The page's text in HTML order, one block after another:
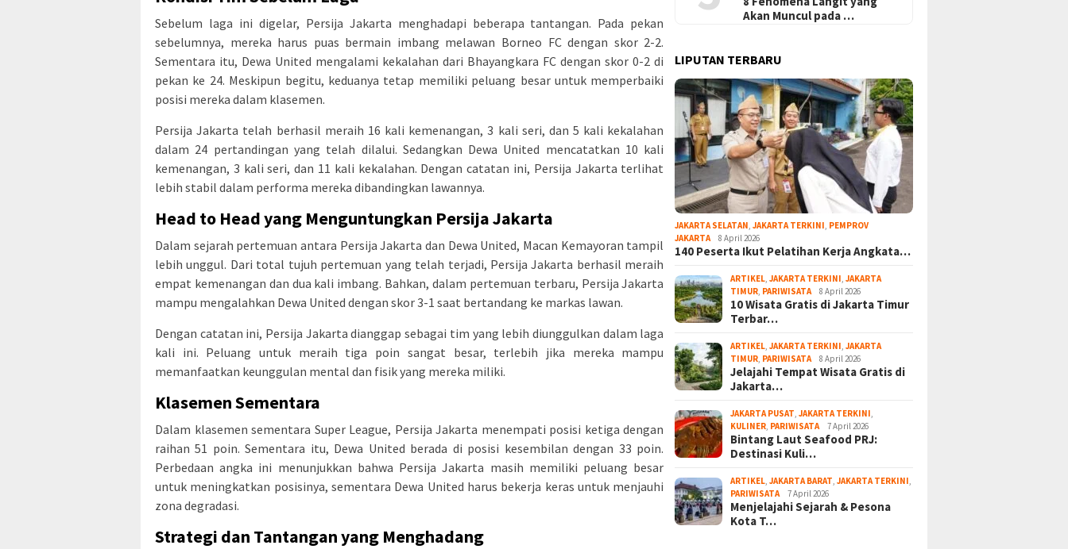
Sebelum laga ini digelar, Persija Jakarta menghadapi beberapa tantangan. Pada pekan
sebelumnya, mereka harus puas bermain imbang melawan Borneo FC dengan skor 2-2.
Sementara itu, Dewa United mengalami kekalahan dari Bhayangkara FC dengan skor 0-2 di
pekan ke 24. Meskipun begitu, keduanya tetap memiliki peluang besar untuk memperbaiki
posisi mereka dalam klasemen.
Persija Jakarta telah berhasil meraih 16 kali kemenangan, 3 kali seri, dan 5 kali kekalahan
dalam 24 pertandingan yang telah dilalui. Sedangkan Dewa United mencatatkan 10 kali
kemenangan, 3 kali seri, dan 11 kali kekalahan. Dengan catatan ini, Persija Jakarta terlihat
lebih stabil dalam performa mereka dibandingkan lawannya.
Head to Head yang Menguntungkan Persija Jakarta
Dalam sejarah pertemuan antara Persija Jakarta dan Dewa United, Macan Kemayoran tampil
lebih unggul. Dari total tujuh pertemuan yang telah terjadi, Persija Jakarta berhasil meraih
empat kemenangan dan dua kali imbang. Bahkan, dalam pertemuan terbaru, Persija Jakarta
mampu mengalahkan Dewa United dengan skor 3-1 saat bertandang ke markas lawan.
Dengan catatan ini, Persija Jakarta dianggap sebagai tim yang lebih diunggulkan dalam laga
kali ini. Peluang untuk meraih tiga poin sangat besar, terlebih jika mereka mampu
memanfaatkan keunggulan mental dan fisik yang mereka miliki.
Klasemen Sementara
Dalam klasemen sementara Super League, Persija Jakarta menempati posisi ketiga dengan
raihan 51 poin. Sementara itu, Dewa United berada di posisi kesembilan dengan 33 poin.
Perbedaan angka ini menunjukkan bahwa Persija Jakarta masih memiliki peluang besar
untuk meningkatkan posisinya, sementara Dewa United harus bekerja keras untuk menjauhi
zona degradasi.
Strategi dan Tantangan yang Menghadang
Akan Muncul pada …
LIPUTAN TERBARU
JAKARTA SELATAN ,JAKARTA TERKINI PEMPROV
JAKARTA
8 April 2026
140 Peserta Ikut Pelatihan Kerja Angkata…
ARTIKEL ,JAKARTA TERKINI ,JAKARTA
TIMUR PARIWISATA 8 April 2026
10 Wisata Gratis di Jakarta Timur
Terbar…
ARTIKEL ,JAKARTA TERKINI ,JAKARTA
TIMUR PARIWISATA 8 April 2026
Jelajahi Tempat Wisata Gratis di
Jakarta…
JAKARTA PUSAT ,JAKARTA TERKINI
KULINER PARIWISATA 7 April 2026
Bintang Laut Seafood PRJ:
Destinasi Kuli…
ARTIKEL ,JAKARTA BARAT ,JAKARTA TERKINI
PARIWISATA
7 April 2026
Menjelajahi Sejarah & Pesona
Kota T…